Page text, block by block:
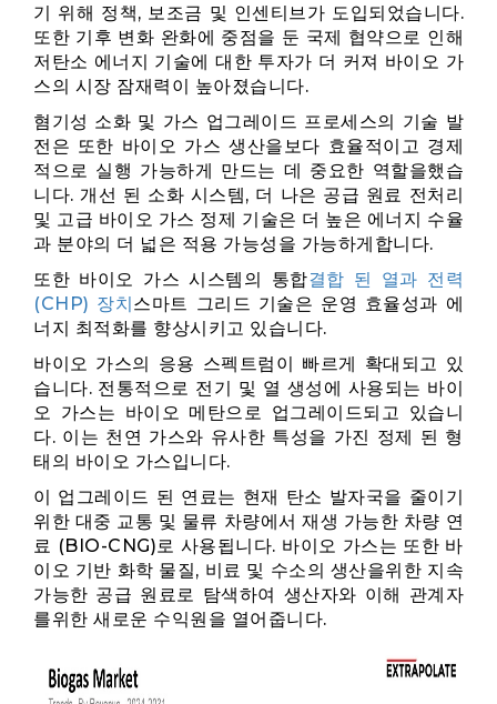
기 위해 정책, 보조금 및 인센티브가 도입되었습니다.
또한 기후 변화 완화에 중점을 둔 국제 협약으로 인해
저탄소 에너지 기술에 대한 투자가 더 커져 바이오 가
스의 시장 잠재력이 높아졌습니다.
혐기성 소화 및 가스 업그레이드 프로세스의 기술 발
전은 또한 바이오 가스 생산을보다 효율적이고 경제
적으로 실행 가능하게 만드는 데 중요한 역할을했습
니다. 개선 된 소화 시스템, 더 나은 공급 원료 전처리
및 고급 바이오 가스 정제 기술은 더 높은 에너지 수율
과 분야의 더 넓은 적용 가능성을 가능하게합니다.
또한 바이오 가스 시스템의 통합결합 된 열과 전력
(CHP) 장치스마트 그리드 기술은 운영 효율성과 에
너지 최적화를 향상시키고 있습니다.
바이오 가스의 응용 스펙트럼이 빠르게 확대되고 있
습니다. 전통적으로 전기 및 열 생성에 사용되는 바이
오 가스는 바이오 메탄으로 업그레이드되고 있습니
다. 이는 천연 가스와 유사한 특성을 가진 정제 된 형
태의 바이오 가스입니다.
이 업그레이드 된 연료는 현재 탄소 발자국을 줄이기
위한 대중 교통 및 물류 차량에서 재생 가능한 차량 연
료 (BIO-CNG)로 사용됩니다. 바이오 가스는 또한 바
이오 기반 화학 물질, 비료 및 수소의 생산을위한 지속
가능한 공급 원료로 탐색하여 생산자와 이해 관계자
를위한 새로운 수익원을 열어줍니다.